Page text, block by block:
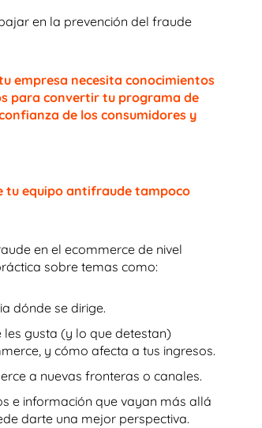
Capítulo 10: Preguntas frecuentes sobre el ecommerce de nivel empresarial
en la prevención del fraude
empresa necesita conocimientos
para convertir tu programa de
de los consumidores y
tu equipo antifraude tampoco
en el ecommerce de nivel
sobre temas como:
dónde se dirige.
gusta (y lo que detestan)
y cómo afecta a tus ingresos.
a nuevas fronteras o canales.
e información que vayan más allá
darte una mejor perspectiva.